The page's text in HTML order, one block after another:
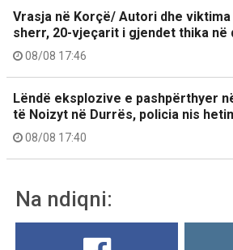
Vrasja në Korçë/ Autori dhe
sherr, 20-vjeçarit i gjendet thika në
08/08 17:46
Lëndë eksplozive e pashpërthyer
të Noizyt në Durrës, policia nis
08/08 17:40
Na ndiqni: